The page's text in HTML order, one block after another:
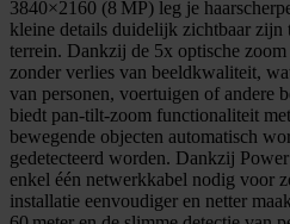
3840×2160 (8 MP) leg je
kleine details duidelijk zichtbaar zijn
terrein. Dankzij de 5x optische
zonder verlies van beeldkwaliteit,
van personen, voertuigen of andere
biedt pan‑tilt‑zoom functionaliteit
bewegende objecten automatisch
gedetecteerd worden. Dankzij
enkel één netwerkkabel nodig voor
installatie eenvoudiger en netter